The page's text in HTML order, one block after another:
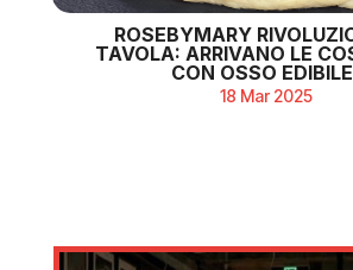
ROSEBYMARY
TAVOLA: ARRIVANO LE
CON OSSO
18 Mar 2025